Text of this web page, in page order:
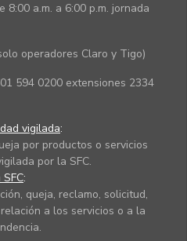
8:00 a.m. a 6:00 p.m. jornada
operadores Claro y Tigo)
594 0200 extensiones 2334
vigilada:
por productos o servicios
por la SFC.
:
queja, reclamo, solicitud,
a los servicios o a la